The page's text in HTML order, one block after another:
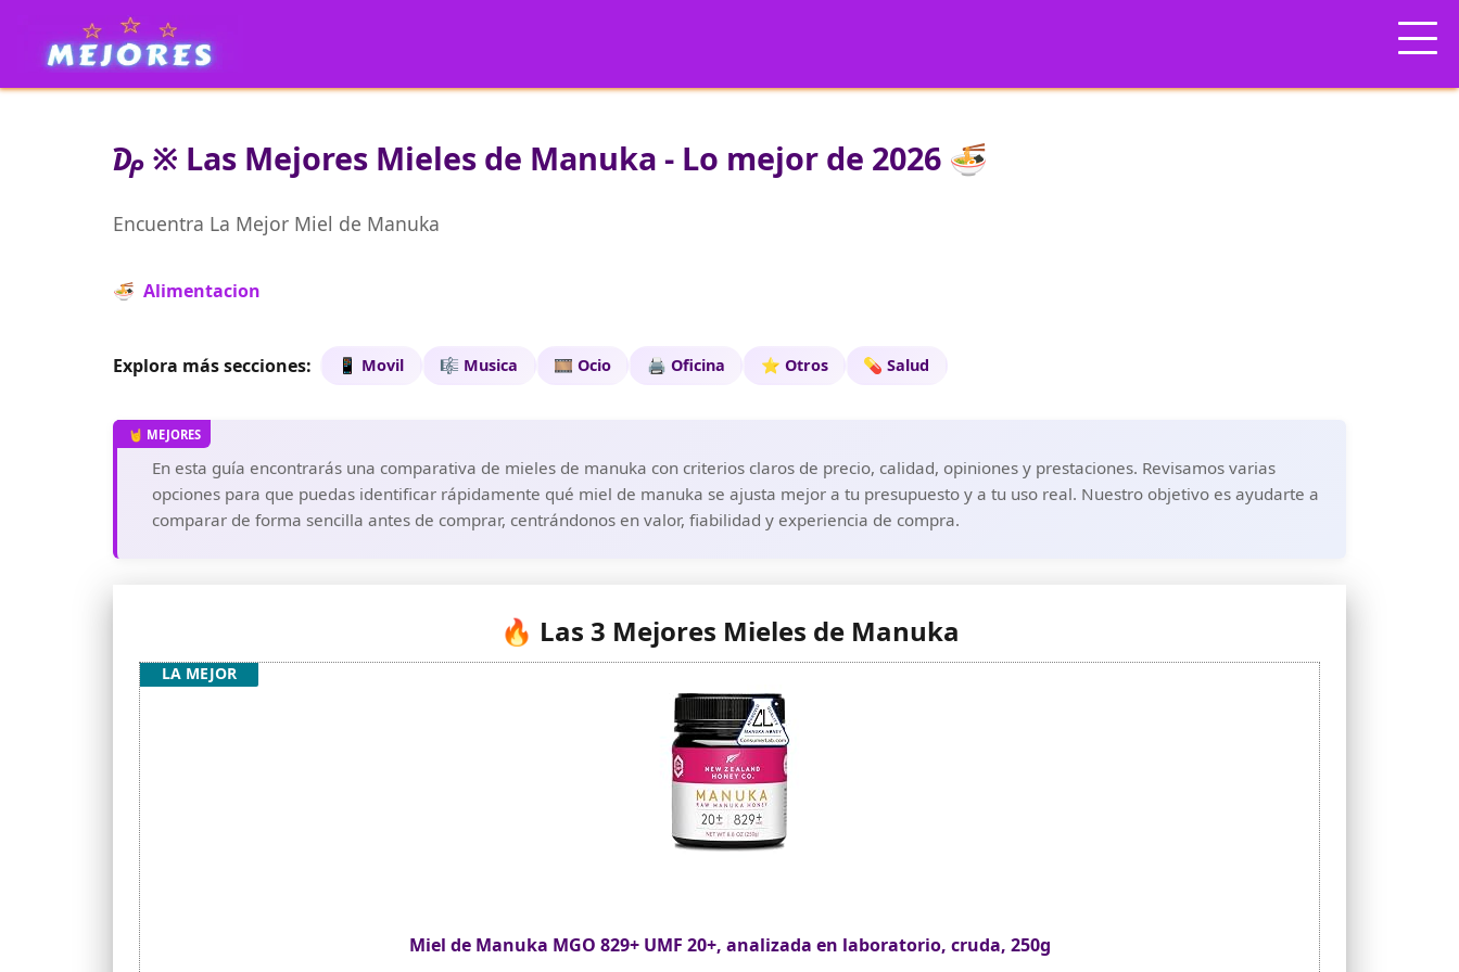
₯ ※ Las Mejores Mieles de Manuka - Lo mejor de 2026 🍜
Encuentra La Mejor Miel de Manuka
🍜 Alimentacion
Explora más secciones: 📱 Movil 🎼 Musica 🎞️ Ocio 🖨️ Oficina ⭐ Otros 💊 Salud
En esta guía encontrarás una comparativa de mieles de manuka con criterios claros de precio, calidad, opiniones y prestaciones. Revisamos varias
opciones para que puedas identificar rápidamente qué miel de manuka se ajusta mejor a tu presupuesto y a tu uso real. Nuestro objetivo es ayudarte a
comparar de forma sencilla antes de comprar, centrándonos en valor, fiabilidad y experiencia de compra.
🔥 Las 3 Mejores Mieles de Manuka
Miel de Manuka MGO 829+ UMF 20+, analizada en laboratorio, cruda, 250g
LA MEJOR